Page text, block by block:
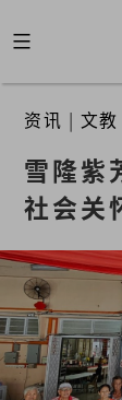
to
content
资讯 | 文教
雪隆紫
社会关